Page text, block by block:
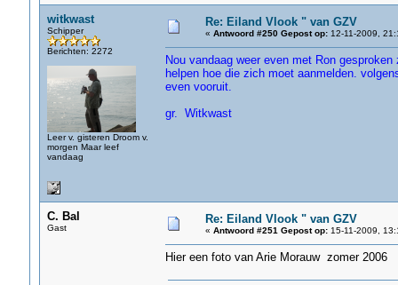
witkwast
Schipper
Berichten: 2272
Leer v. gisteren Droom v.
morgen Maar leef
vandaag
Re: Eiland Vlook " van GZV
« Antwoord #250 Gepost op:12-11-2009,
Nou vandaag weer even met Ron
helpen hoe die zich moet aanmelden.
even vooruit.
gr. Witkwast
C. Bal
Gast
Re: Eiland Vlook " van GZV
« Antwoord #251 Gepost op:15-11-2009,
Hier een foto van Arie Morauw zomer 2006